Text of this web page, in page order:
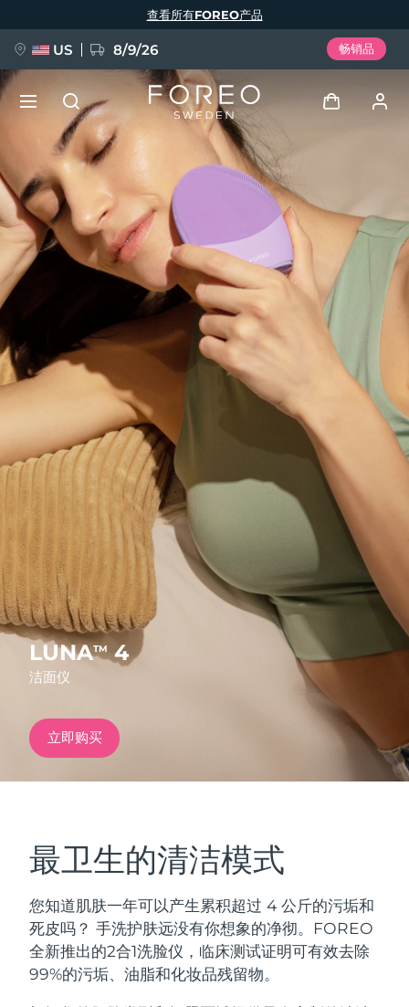
LUNATM4
洁面仪
立即购买
最卫生的清洁模式
您知道肌肤一年可以产生累积超过 4 公斤的污垢和
死皮吗？ 手洗护肤远没有你想象的净彻。FOREO
全新推出的2合1洗脸仪，临床测试证明可有效去除
99%的污垢、油脂和化妆品残留物。
查看所有FOREO产品
US 8/9/26 畅销品
用户信息
我的设备
我的订单
我的地址
我的订阅
新品
FAQ™ Pure Beauty-Tech Elixir
BREAKING NEWS
issa™ Teeth Whitening Set
FAQ™ Dual LED Panel
热门产品
特别优惠
红光疗法
面部清洁
LUNA™ 4 套装
Anti-aging massage
紧致提拉
BEAR™ 2 套装
Microcurrent toning
语言
English Deutsch
Español
Français
Italiano
Português
Svenska
Русский
Türkçe
简体中文 繁體中文
发货国家
美国 预计送达日期8/9/26
英国 预计送达日期8/8/26
西班牙 8/8/26
澳大利亚 预计送达日期 8/11/26
法国 预计送达日期
德国 预计送达日期
加拿大 预计送达日期 8/12/26
奥地利 预计送达日期
比利时 预计送达日期8/8/26
百慕大 预计送达日期